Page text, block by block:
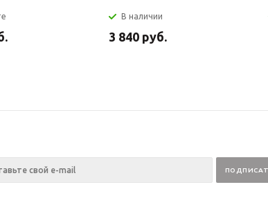
В наличии
3 840 руб.